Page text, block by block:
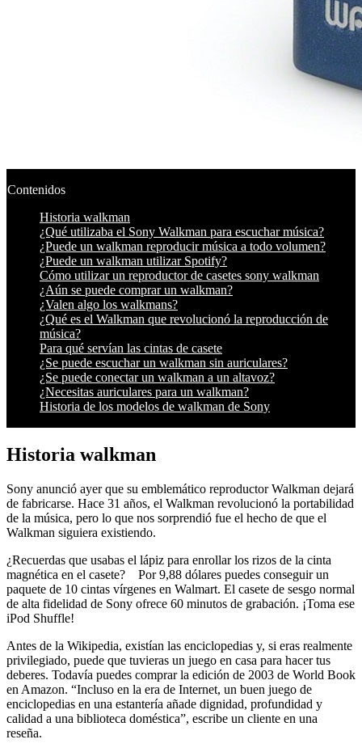
Contenidos
Historia walkman
¿Qué utilizaba el Sony Walkman para escuchar música?
¿Puede un walkman reproducir música a todo volumen?
¿Puede un walkman utilizar Spotify?
Cómo utilizar un reproductor de casetes sony walkman
¿Aún se puede comprar un walkman?
¿Valen algo los walkmans?
¿Qué es el Walkman que revolucionó la reproducción de
música?
Para qué servían las cintas de casete
¿Se puede escuchar un walkman sin auriculares?
¿Se puede conectar un walkman a un altavoz?
¿Necesitas auriculares para un walkman?
Historia de los modelos de walkman de Sony
Historia walkman
Sony anunció ayer que su emblemático reproductor Walkman dejará
de fabricarse. Hace 31 años, el Walkman revolucionó la portabilidad
de la música, pero lo que nos sorprendió fue el hecho de que el
Walkman siguiera existiendo.
¿Recuerdas que usabas el lápiz para enrollar los rizos de la cinta
magnética en el casete? Por 9,88 dólares puedes conseguir un
paquete de 10 cintas vírgenes en Walmart. El casete de sesgo normal
de alta fidelidad de Sony ofrece 60 minutos de grabación. ¡Toma ese
iPod Shuffle!
Antes de la Wikipedia, existían las enciclopedias y, si eras realmente
privilegiado, puede que tuvieras un juego en casa para hacer tus
deberes. Todavía puedes comprar la edición de 2003 de World Book
en Amazon. “Incluso en la era de Internet, un buen juego de
enciclopedias en una estantería añade dignidad, profundidad y
calidad a una biblioteca doméstica”, escribe un cliente en una
reseña.